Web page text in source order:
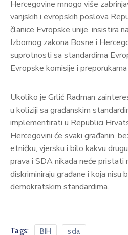
Hercegovine mnogo više
vanjskih i evropskih poslova
članice Evropske unije, insistira
Izbornog zakona Bosne i
suprotnosti sa standardima
Evropske komisije i
Ukoliko je Grlić Radman
u koliziji sa građanskim
implementirati u Republici
Hercegovini će svaki građanin,
etničku, vjersku i bilo kakvu
prava i SDA nikada neće pristati
diskriminiraju građane i koja nisu
demokratskim standardima.
Tags: BIH sda